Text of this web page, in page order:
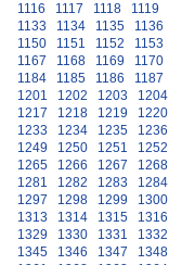
1116
1117 1118 1119
1133
1134 1135 1136
1150
1151 1152 1153
1167
1168 1169 1170
1184
1185 1186 1187
1201
1202 1203 1204
1217
1218 1219 1220
1233
1234 1235 1236
1249
1250 1251 1252
1265
1266 1267 1268
1281
1282 1283 1284
1297
1298 1299 1300
1313
1314 1315 1316
1329
1330 1331 1332
1345
1346 1347 1348